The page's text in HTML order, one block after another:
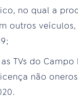
no qual a
outros veículos,
TVs do
não